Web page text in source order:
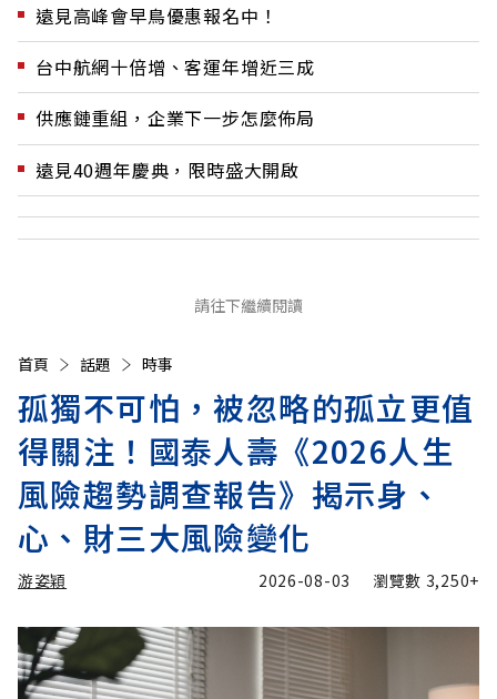
遠見高峰會早鳥優惠報名中！
台中航網十倍增、客運年增近三成
供應鏈重組，企業下一步怎麼佈局
遠見40週年慶典，限時盛大開啟
請往下繼續閱讀
首頁 話題 時事
孤獨不可怕，被忽略的孤立更值
得關注！國泰人壽《2026人生
風險趨勢調查報告》揭示身、
心、財三大風險變化
游姿穎 2026-08-03 瀏覽數 3,250+